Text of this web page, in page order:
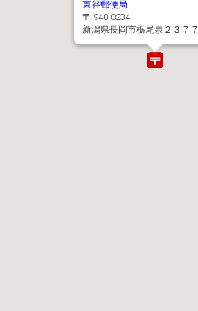
東谷郵便局
〒 940-0234
新潟県長岡市栃尾泉２３７７